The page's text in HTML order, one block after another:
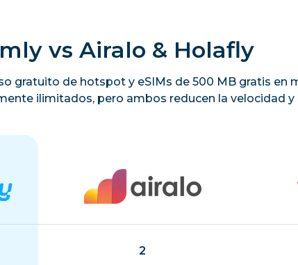
vs Airalo & Holafly
gratuito de hotspot y eSIMs de 500 MB gratis en
ilimitados, pero ambos reducen la velocidad
2